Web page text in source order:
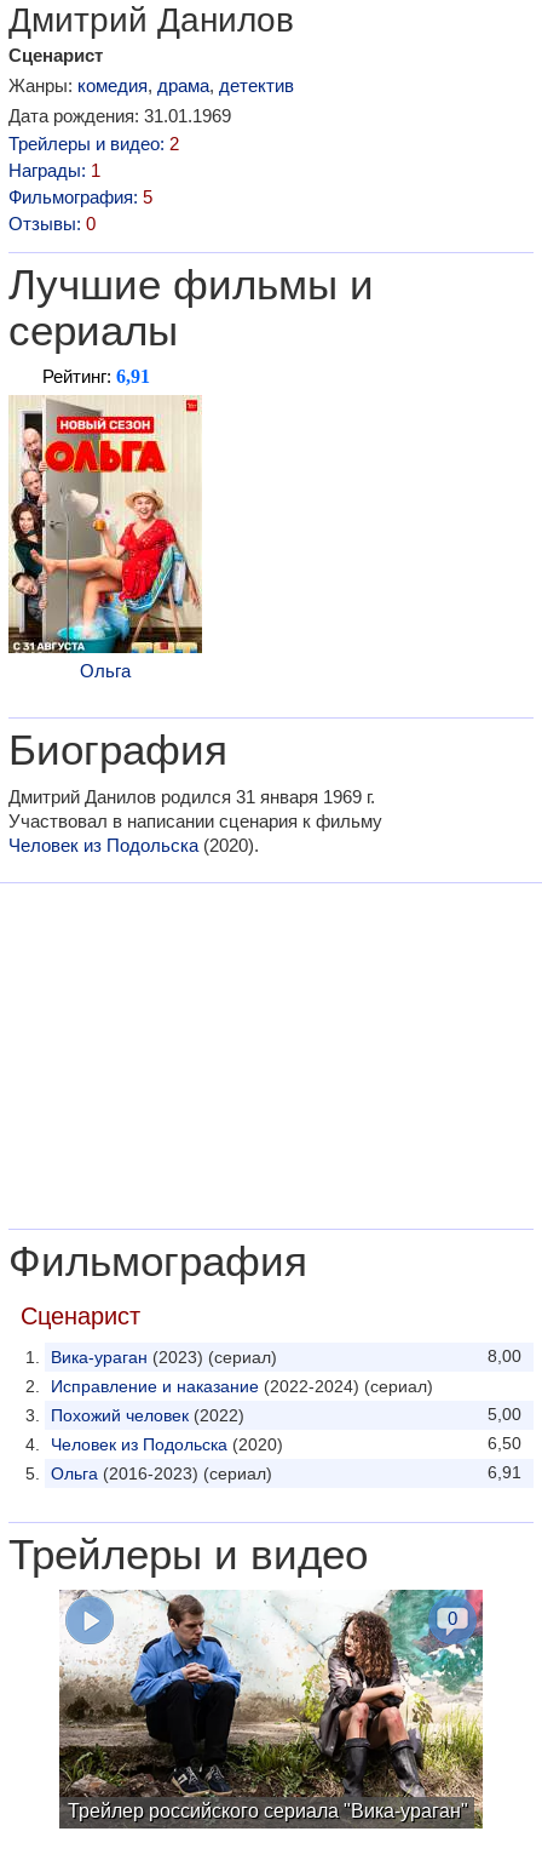
Дмитрий Данилов
Сценарист
Жанры: комедия, драма, детектив
Дата рождения: 31.01.1969
Трейлеры и видео: 2
Награды: 1
Фильмография: 5
Отзывы: 0
Лучшие фильмы и
сериалы
Рейтинг: 6,91
Ольга
Биография
Дмитрий Данилов родился 31 января 1969 г.
Участвовал в написании сценария к фильму
Человек из Подольска (2020).
Фильмография
Сценарист
8,00
Вика-ураган (2023) (сериал)
Исправление и наказание (2022-2024) (сериал)
5,00
Похожий человек (2022)
6,50
Человек из Подольска (2020)
6,91
Ольга (2016-2023) (сериал)
Трейлеры и видео
Трейлер российского сериала "Вика-ураган"
0